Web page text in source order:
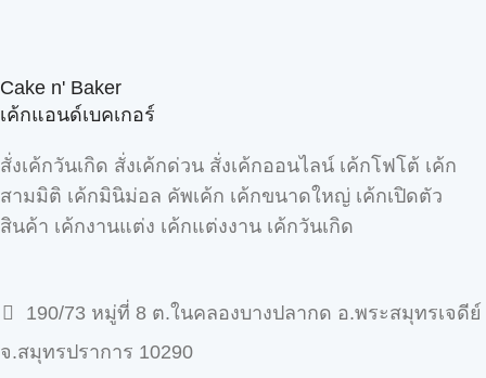
Cake n' Baker
เค้กแอนด์เบคเกอร์
สั่งเค้กวันเกิด สั่งเค้กด่วน สั่งเค้กออนไลน์ เค้กโฟโต้ เค้ก
สามมิติ เค้กมินิม่อล คัพเค้ก เค้กขนาดใหญ่ เค้กเปิดตัว
สินค้า เค้กงานแต่ง เค้กแต่งงาน เค้กวันเกิด
190/73 หมู่ที่ 8 ต.ในคลองบางปลากด อ.พระสมุทรเจดีย์
จ.สมุทรปราการ 10290